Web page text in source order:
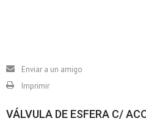
Enviar a un amigo
Imprimir
VÁLVULA DE ESFERA C/